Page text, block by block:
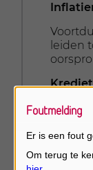
leiden
Bij een
niet
Foutmelding
Er is een fout